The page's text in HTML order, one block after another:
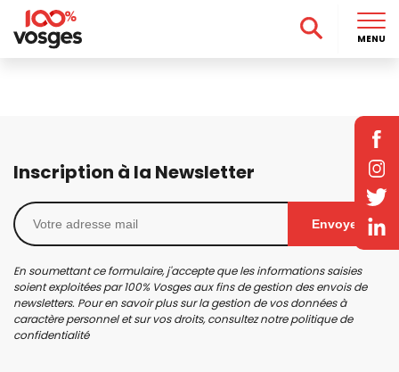
Inscription à la Newsletter
Envoyer
En soumettant ce formulaire, j'accepte que les informations saisies
soient exploitées par 100% Vosges aux fins de gestion des envois de
newsletters. Pour en savoir plus sur la gestion de vos données à
caractère personnel et sur vos droits, consultez notrepolitique de
confidentialité
MENU